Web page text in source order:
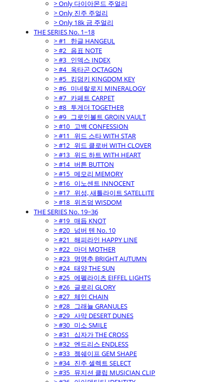
> Only 다이아몬드 주얼리
> Only 진주 주얼리
> Only 18k 금 주얼리
THE SERIES No. 1~18
> #1_ 한글 HANGEUL
> #2_ 음표 NOTE
> #3_ 인덱스 INDEX
> #4_ 옥타곤 OCTAGON
> #5_ 킹덤키 KINGDOM KEY
> #6_ 미네랄로지 MINERALOGY
> #7_ 카페트 CARPET
> #8_ 투게더 TOGETHER
> #9_ 그로인볼트 GROIN VAULT
> #10_ 고백 CONFESSION
> #11_ 위드 스타 WITH STAR
> #12_ 위드 클로버 WITH CLOVER
> #13_ 위드 하트 WITH HEART
> #14_ 버튼 BUTTON
> #15_ 메모리 MEMORY
> #16_ 이노센트 INNOCENT
> #17_ 위성, 새틀라이트 SATELLITE
> #18_ 위즈덤 WISDOM
THE SERIES No. 19~36
> #19_ 매듭 KNOT
> #20_ 넘버 텐 No. 10
> #21_ 해피라인 HAPPY LINE
> #22_ 마더 MOTHER
> #23_ 명명추 BRIGHT AUTUMN
> #24_ 태양 THE SUN
> #25_ 에펠라이츠 EIFFEL LIGHTS
> #26_ 글로리 GLORY
> #27_ 체인 CHAIN
> #28_ 그래뉼 GRANULES
> #29_ 사막 DESERT DUNES
> #30_ 미소 SMILE
> #31_ 십자가 THE CROSS
> #32_ 엔드리스 ENDLESS
> #33_ 젬쉐이프 GEM SHAPE
> #34_ 진주 셀렉트 SELECT
> #35_ 뮤지션 클립 MUSICIAN CLIP